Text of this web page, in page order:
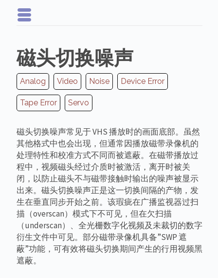
磁头切换噪声
Analog Video Noise Device Error
Tape Error Servo
磁头切换噪声常见于 VHS 播放时的画面底部。虽然
其他格式中也会出现，但通常因播放磁带录像机的
处理特性和校准方式不同而被遮蔽。在磁带播放过
程中，视频磁头经过介质时被激活，离开时被关
闭，以防止磁头不与磁带接触时输出的噪声被显示
出来。磁头切换噪声正是这一切换间隔的产物，发
生在垂直同步开始之前。该瑕疵在广播监视器过扫
描（overscan）模式下不可见，但在欠扫描
（underscan）、全光栅数字化视频及未裁切的数字
衍生文件中可见。部分磁带录像机具备”SWP 遮
蔽”功能，可有效将磁头切换期间产生的行用视频黑
遮蔽。